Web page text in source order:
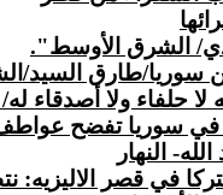
الشرق الأوسط".
سوريا/طارق السيد/
حلفاء ولا أصدقاء
في سوريا تفضح
النهار
في قصر الاليزيه: